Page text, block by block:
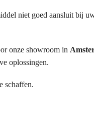
niet goed aansluit bij
onze showroom in
oplossingen.
schaffen.